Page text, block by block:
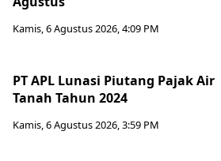
Kamis, 6 Agustus 2026, 4:09 PM
PT APL Lunasi Piutang Pajak Air
Tanah Tahun 2024
Kamis, 6 Agustus 2026, 3:59 PM